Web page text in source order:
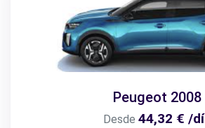
Peugeot 2008
Desde 44,32 € /